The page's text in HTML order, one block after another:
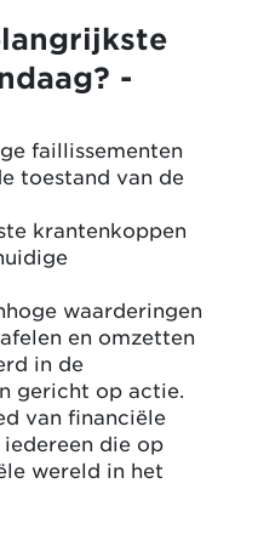
-
faillissementen
toestand van de
krantenkoppen
waarderingen
en omzetten
in de
gericht op actie.
van financiële
die op
wereld in het